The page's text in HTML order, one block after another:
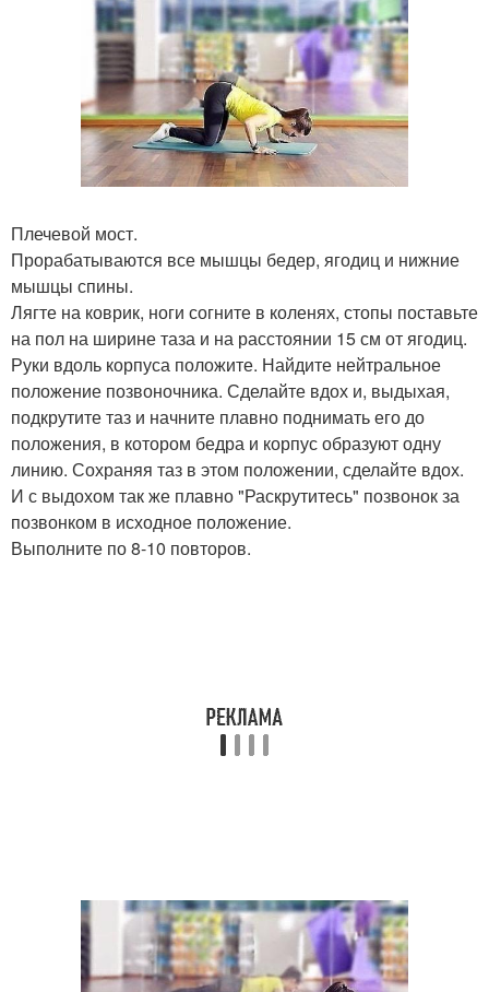
Плечевой мост.
Прорабатываются все мышцы бедер, ягодиц и нижние
мышцы спины.
Лягте на коврик, ноги согните в коленях, стопы поставьте
на пол на ширине таза и на расстоянии 15 см от ягодиц.
Руки вдоль корпуса положите. Найдите нейтральное
положение позвоночника. Сделайте вдох и, выдыхая,
подкрутите таз и начните плавно поднимать его до
положения, в котором бедра и корпус образуют одну
линию. Сохраняя таз в этом положении, сделайте вдох.
И с выдохом так же плавно "Раскрутитесь" позвонок за
позвонком в исходное положение.
Выполните по 8-10 повторов.